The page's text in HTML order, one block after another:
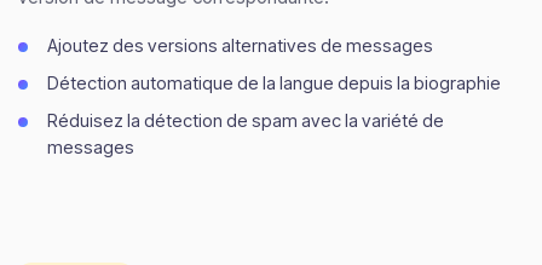
Ajoutez des versions alternatives de messages
Détection automatique de la langue depuis la biographie
Réduisez la détection de spam avec la variété de
messages